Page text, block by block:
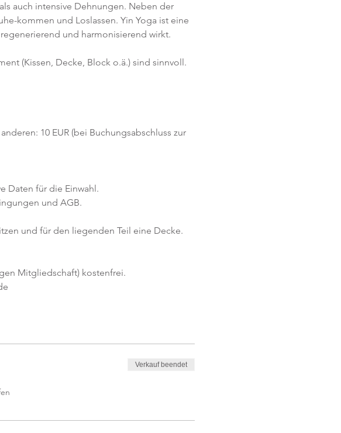
auch intensive Dehnungen. Neben der
kommen und Loslassen. Yin Yoga ist eine
und harmonisierend wirkt.
(Kissen, Decke, Block o.ä.) sind sinnvoll.
10 EUR (bei Buchungsabschluss zur
Daten für die Einwahl.
und AGB.
und für den liegenden Teil eine Decke.
Mitgliedschaft) kostenfrei.
Verkauf beendet